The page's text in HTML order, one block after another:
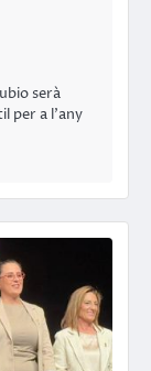
serà
per a l’any